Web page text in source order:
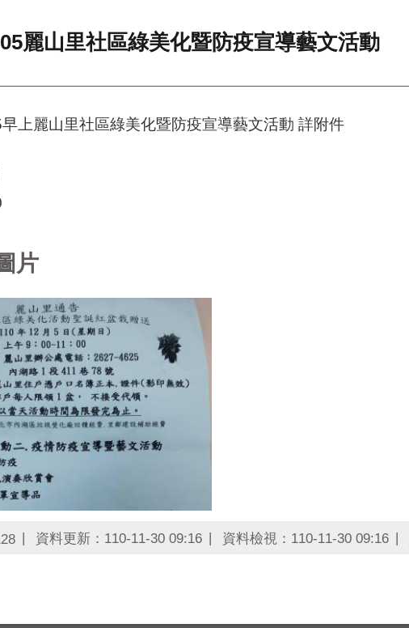
麗山里社區綠美化暨防疫宣導藝文活動
上麗山里社區綠美化暨防疫宣導藝文活動 詳附件
片
資料更新：110-11-30 09:16 資料檢視：110-11-30 09:16